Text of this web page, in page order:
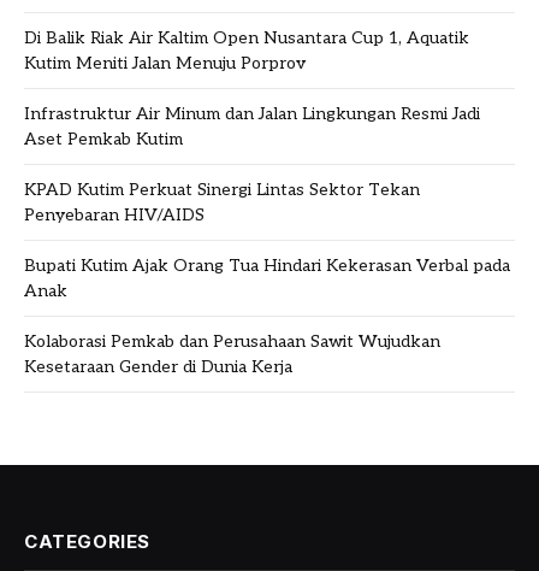
Di Balik Riak Air Kaltim Open Nusantara Cup 1, Aquatik
Kutim Meniti Jalan Menuju Porprov
Infrastruktur Air Minum dan Jalan Lingkungan Resmi Jadi
Aset Pemkab Kutim
KPAD Kutim Perkuat Sinergi Lintas Sektor Tekan
Penyebaran HIV/AIDS
Bupati Kutim Ajak Orang Tua Hindari Kekerasan Verbal pada
Anak
Kolaborasi Pemkab dan Perusahaan Sawit Wujudkan
Kesetaraan Gender di Dunia Kerja
CATEGORIES